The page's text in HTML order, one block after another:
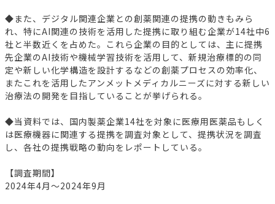
◆また、デジタル関連企業との創薬関連の提携の動きもみら
れ、特にAI関連の技術を活用した提携に取り組む企業が14社中6
社と半数近くを占めた。これら企業の目的としては、主に提携
先企業のAI技術や機械学習技術を活用して、新規治療標的の同
定や新しい化学構造を設計するなどの創薬プロセスの効率化、
またこれを活用したアンメットメディカルニーズに対する新しい
治療法の開発を目指していることが挙げられる。
◆当資料では、国内製薬企業14社を対象に医療用医薬品もしく
は医療機器に関連する提携を調査対象として、提携状況を調査
し、各社の提携戦略の動向をレポートしている。
【調査期間】
2024年4月～2024年9月